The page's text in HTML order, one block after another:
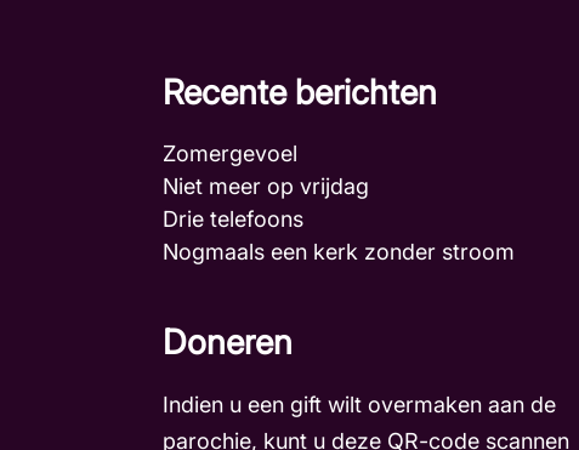
Recente berichten
Zomergevoel
Niet meer op vrijdag
Drie telefoons
Nogmaals een kerk zonder stroom
Doneren
Indien u een gift wilt overmaken aan de
parochie, kunt u deze QR-code scannen